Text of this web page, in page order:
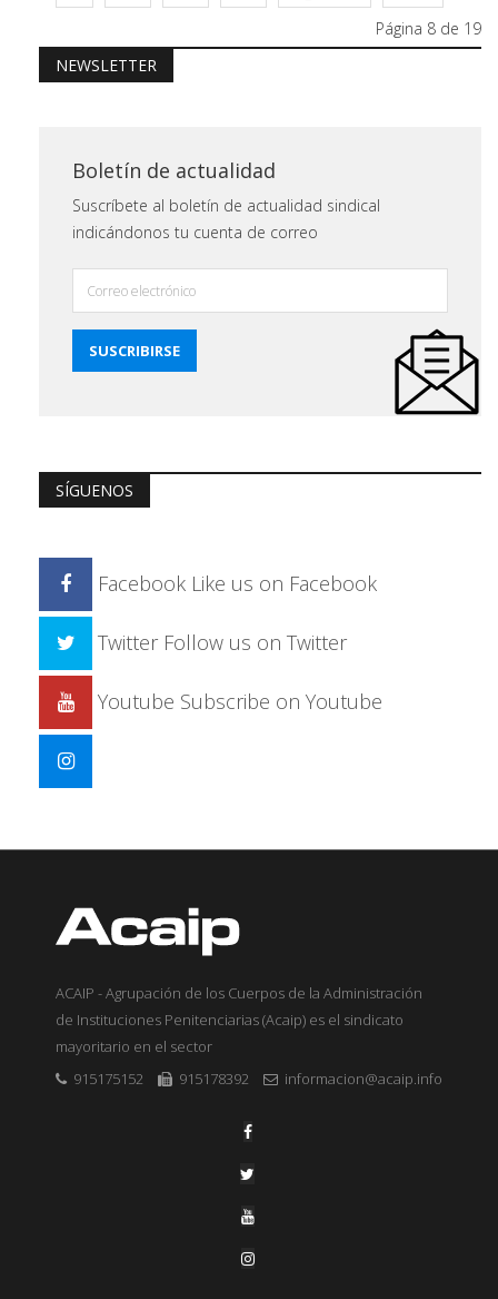
Página 8 de 19
NEWSLETTER
Boletín de actualidad
Suscríbete al boletín de actualidad sindical
indicándonos tu cuenta de correo
SÍGUENOS
Facebook Like us on Facebook
Twitter Follow us on Twitter
Youtube Subscribe on Youtube
ACAIP - Agrupación de los Cuerpos de la Administración
de Instituciones Penitenciarias (Acaip) es el sindicato
mayoritario en el sector
915175152
915178392 informacion@acaip.info